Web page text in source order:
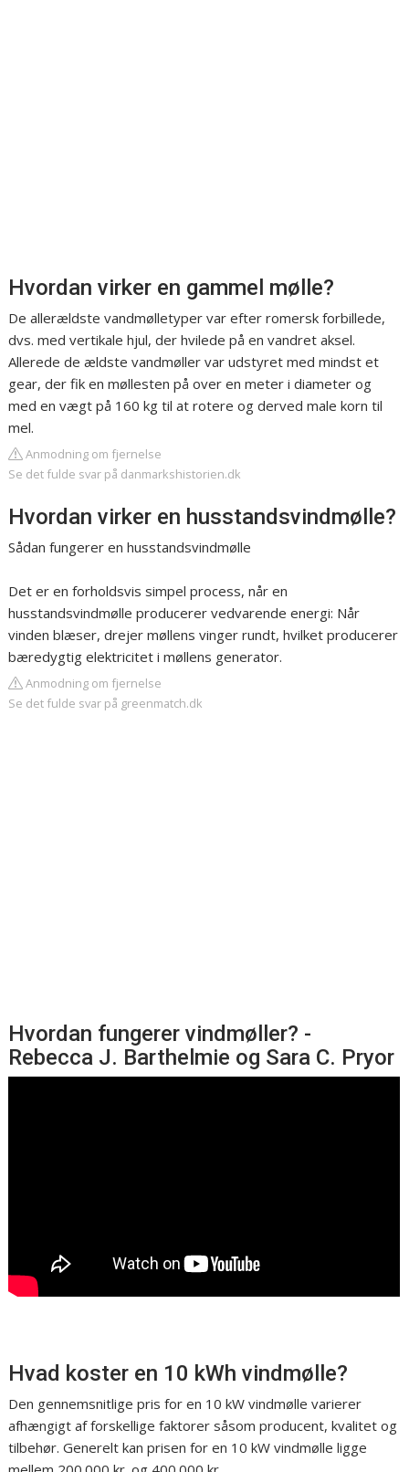
Hvordan virker en gammel mølle?
De allerældste vandmølletyper var efter romersk forbillede,
dvs. med vertikale hjul, der hvilede på en vandret aksel.
Allerede de ældste vandmøller var udstyret med mindst et
gear, der fik en møllesten på over en meter i diameter og
med en vægt på 160 kg til at rotere og derved male korn til
mel.
Anmodning om fjernelse
Se det fulde svar på danmarkshistorien.dk
Hvordan virker en husstandsvindmølle?
Sådan fungerer en husstandsvindmølle
Det er en forholdsvis simpel process, når en
husstandsvindmølle producerer vedvarende energi: Når
vinden blæser, drejer møllens vinger rundt, hvilket producerer
bæredygtig elektricitet i møllens generator.
Anmodning om fjernelse
Se det fulde svar på greenmatch.dk
Hvordan fungerer vindmøller? -
Rebecca J. Barthelmie og Sara C. Pryor
Hvad koster en 10 kWh vindmølle?
Den gennemsnitlige pris for en 10 kW vindmølle varierer
afhængigt af forskellige faktorer såsom producent, kvalitet og
tilbehør. Generelt kan prisen for en 10 kW vindmølle ligge